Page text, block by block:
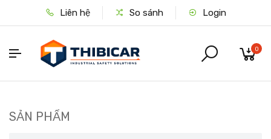
Liên hệ So sánh Login
0
SẢN PHẨM